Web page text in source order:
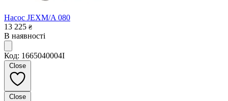
Насос JEXM/A 080
13 225 ₴
В наявності
Код: 1665040004I
Close
Close